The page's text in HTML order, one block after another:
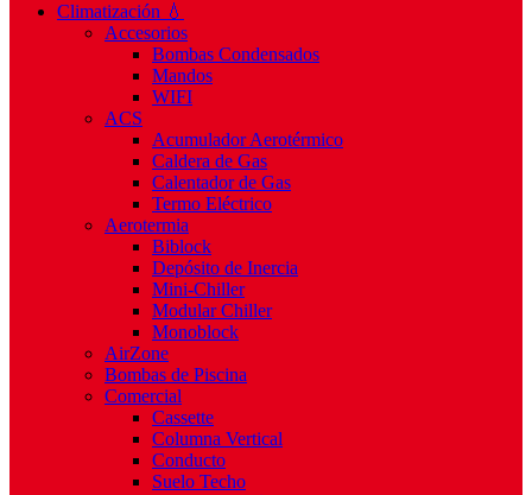
Climatización 💧
Accesorios
Bombas Condensados
Mandos
WIFI
ACS
Acumulador Aerotérmico
Caldera de Gas
Calentador de Gas
Termo Eléctrico
Aerotermia
Biblock
Depósito de Inercia
Mini-Chiller
Modular Chiller
Monoblock
AirZone
Bombas de Piscina
Comercial
Cassette
Columna Vertical
Conducto
Suelo Techo